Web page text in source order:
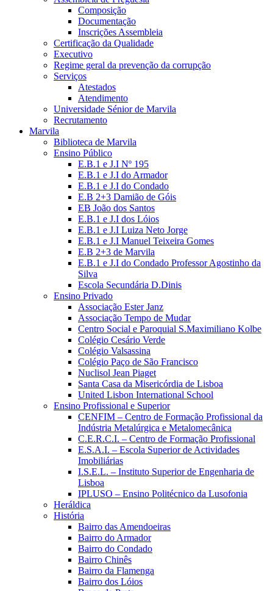
Composição
Documentação
Inscrições Assembleia
Certificação da Qualidade
Executivo
Regime geral da prevenção da corrupção
Serviços
Atestados
Atendimento
Universidade Sénior de Marvila
Recrutamento
Marvila
Biblioteca de Marvila
Ensino Público
E.B.1 e J.I Nº 195
E.B.1 e J.I do Armador
E.B.1 e J.I do Condado
E.B 2+3 Damião de Góis
EB João dos Santos
E.B.1 e J.I dos Lóios
E.B.1 e J.I Luiza Neto Jorge
E.B.1 e J.I Manuel Teixeira Gomes
E.B 2+3 de Marvila
E.B.1 e J.I do Condado Professor Agostinho da
Silva
Escola Secundária D.Dinis
Ensino Privado
Associação Ester Janz
Associação Tempo de Mudar
Centro Social e Paroquial S.Maximiliano Kolbe
Colégio Cesário Verde
Colégio Valsassina
Colégio Paço de São Francisco
Nuclisol Jean Piaget
Santa Casa da Misericórdia de Lisboa
United Lisbon International School
Ensino Profissional e Superior
CENFIM – Centro de Formação Profissional da
Indústria Metalúrgica e Metalomecânica
C.E.R.C.I. – Centro de Formação Profissional
E.S.A.I. – Escola Superior de Actividades
Imobiliárias
I.S.E.L. – Instituto Superior de Engenharia de
Lisboa
IPLUSO – Ensino Politécnico da Lusofonia
Heráldica
História
Bairro das Amendoeiras
Bairro do Armador
Bairro do Condado
Bairro Chinês
Bairro da Flamenga
Bairro dos Lóios